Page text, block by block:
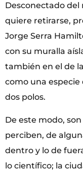
Desconectado del
quiere retirarse,
Jorge Serra
con su muralla
también en el de
como una especie
dos polos.
De este modo,
perciben, de
dentro y lo de
lo científico; la